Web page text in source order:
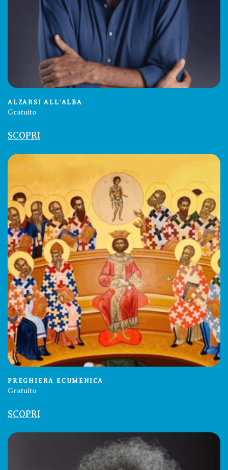
ALZARSI ALL’ALBA
Gratuito
SCOPRI
PREGHIERA ECUMENICA
Gratuito
SCOPRI